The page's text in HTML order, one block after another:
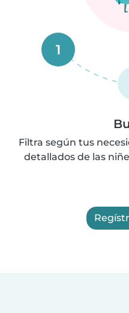
1
Filtra según tus
detallados de las